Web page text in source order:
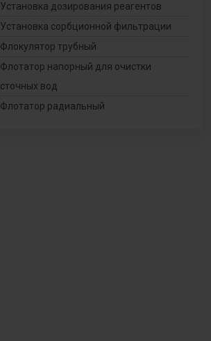
Установка дозирования реагентов
Установка сорбционной фильтрации
Флокулятор трубный
Флотатор напорный для очистки
сточных вод
Флотатор радиальный